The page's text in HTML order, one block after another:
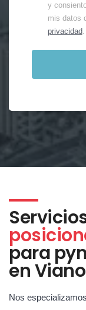
y
mis datos
privacidad.
para
en
Nos